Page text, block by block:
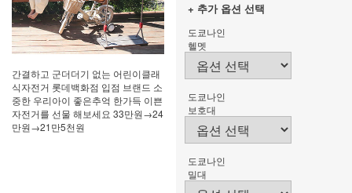
간결하고 군더더기 없는 어린이클래
식자전거 롯데백화점 입점 브랜드 소
중한 우리아이 좋은추억 한가득 이쁜
자전거를 선물 해보세요 33만원→24
만원→21만5천원
+ 추가 옵션 선택
도쿄나인
헬멧
도쿄나인
보호대
도쿄나인
밀대